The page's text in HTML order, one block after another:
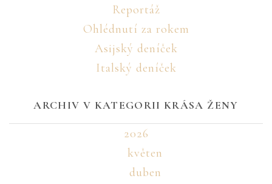
Reportáž
Ohlédnutí za rokem
Asijský deníček
Italský deníček
ARCHIV V KATEGORII KRÁSA ŽENY
2026
květen
duben